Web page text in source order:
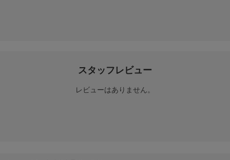
スタッフレビュー
レビューはありません。